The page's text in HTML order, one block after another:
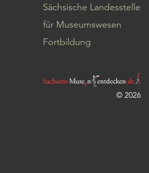
Sächsische Landesstelle
für Museumswesen
Fortbildung
© 2026